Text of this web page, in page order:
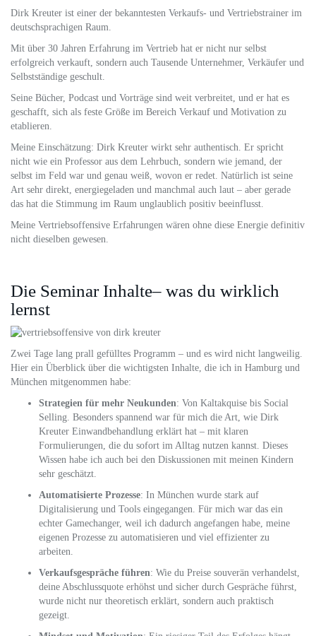
Dirk Kreuter ist einer der bekanntesten Verkaufs- und Vertriebstrainer im
deutschsprachigen Raum.
Mit über 30 Jahren Erfahrung im Vertrieb hat er nicht nur selbst
erfolgreich verkauft, sondern auch Tausende Unternehmer, Verkäufer und
Selbstständige geschult.
Seine Bücher, Podcast und Vorträge sind weit verbreitet, und er hat es
geschafft, sich als feste Größe im Bereich Verkauf und Motivation zu
etablieren.
Meine Einschätzung: Dirk Kreuter wirkt sehr authentisch. Er spricht
nicht wie ein Professor aus dem Lehrbuch, sondern wie jemand, der
selbst im Feld war und genau weiß, wovon er redet. Natürlich ist seine
Art sehr direkt, energiegeladen und manchmal auch laut – aber gerade
das hat die Stimmung im Raum unglaublich positiv beeinflusst.
Meine Vertriebsoffensive Erfahrungen wären ohne diese Energie definitiv
nicht dieselben gewesen.
Die Seminar Inhalte– was du wirklich
lernst
Zwei Tage lang prall gefülltes Programm – und es wird nicht langweilig.
Hier ein Überblick über die wichtigsten Inhalte, die ich in Hamburg und
München mitgenommen habe:
Strategien für mehr Neukunden: Von Kaltakquise bis Social
Selling. Besonders spannend war für mich die Art, wie Dirk
Kreuter Einwandbehandlung erklärt hat – mit klaren
Formulierungen, die du sofort im Alltag nutzen kannst. Dieses
Wissen habe ich auch bei den Diskussionen mit meinen Kindern
sehr geschätzt.
Automatisierte Prozesse: In München wurde stark auf
Digitalisierung und Tools eingegangen. Für mich war das ein
echter Gamechanger, weil ich dadurch angefangen habe, meine
eigenen Prozesse zu automatisieren und viel effizienter zu
arbeiten.
Verkaufsgespräche führen: Wie du Preise souverän verhandelst,
deine Abschlussquote erhöhst und sicher durch Gespräche führst,
wurde nicht nur theoretisch erklärt, sondern auch praktisch
gezeigt.